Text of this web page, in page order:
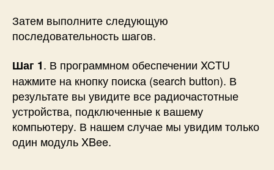
Затем выполните следующую
последовательность шагов.
Шаг 1. В программном обеспечении XCTU
нажмите на кнопку поиска (search button). В
результате вы увидите все радиочастотные
устройства, подключенные к вашему
компьютеру. В нашем случае мы увидим только
один модуль XBee.